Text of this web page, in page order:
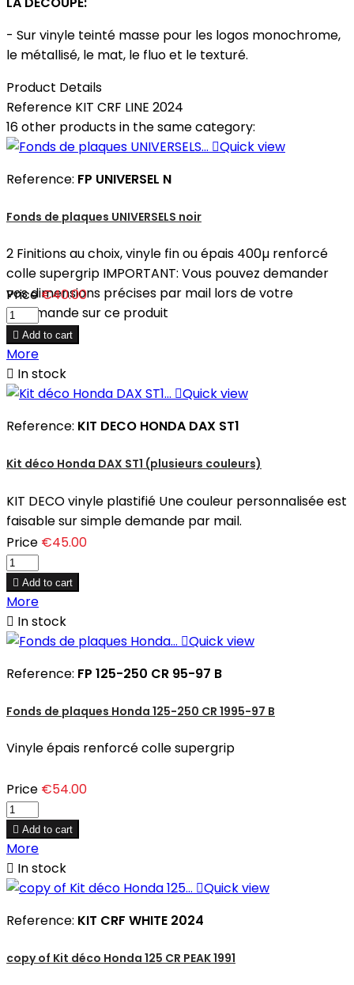
- Sur vinyle teinté masse pour les logos monochrome,
le métallisé, le mat, le fluo et le texturé.
Product Details
Reference KIT CRF LINE 2024
16 other products in the same category:
Quick view
Reference: FP UNIVERSEL N
Fonds de plaques UNIVERSELS noir
2 Finitions au choix, vinyle fin ou épais 400µ renforcé
colle supergrip IMPORTANT: Vous pouvez demander
vos dimensions précises par mail lors de votre
commande sur ce produit
Price €40.00
 Add to cart
More
 In stock
Quick view
Reference: KIT DECO HONDA DAX ST1
Kit déco Honda DAX ST1 (plusieurs couleurs)
KIT DECO vinyle plastifié Une couleur personnalisée est
faisable sur simple demande par mail.
Price €45.00
 Add to cart
More
 In stock
Quick view
Reference: FP 125-250 CR 95-97 B
Fonds de plaques Honda 125-250 CR 1995-97 B
Vinyle épais renforcé colle supergrip
Price €54.00
 Add to cart
More
 In stock
Quick view
Reference: KIT CRF WHITE 2024
copy of Kit déco Honda 125 CR PEAK 1991